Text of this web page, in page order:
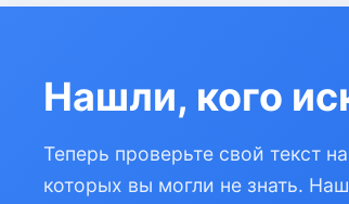
Нашли, кого
Теперь проверьте свой текст на
которых вы могли не знать.